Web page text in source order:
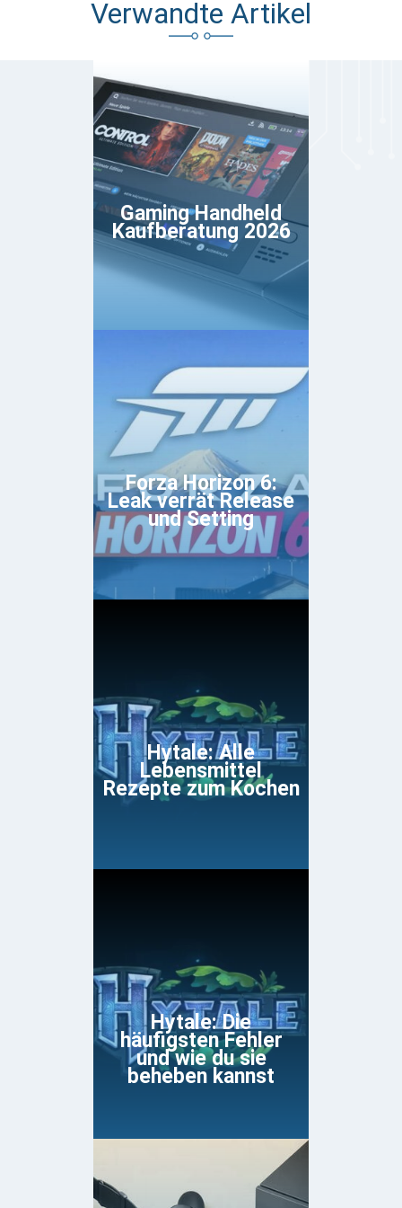
Verwandte Artikel
Gaming Handheld
Kaufberatung 2026
Forza Horizon 6:
Leak verrät Release
und Setting
Hytale: Alle
Lebensmittel
Rezepte zum Kochen
Hytale: Die
häufigsten Fehler
und wie du sie
beheben kannst